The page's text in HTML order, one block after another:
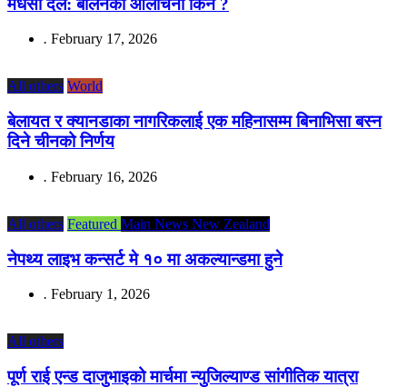
. February 17, 2026
All others World
बेलायत र क्यानडाका नागरिकलाई एक महिनासम्म बिनाभिसा बस्न
दिने चीनको निर्णय
. February 16, 2026
All others Featured Main News New Zealand
नेपथ्य लाइभ कन्सर्ट मे १० मा अकल्यान्डमा हुने
. February 1, 2026
All others
पूर्ण राई एन्ड दाजुभाइको मार्चमा न्युजिल्याण्ड सांगीतिक यात्रा